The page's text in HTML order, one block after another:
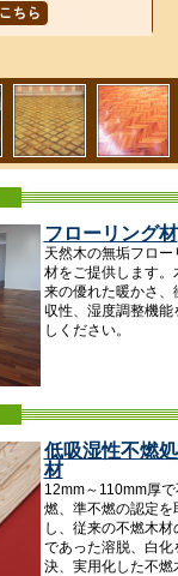
フローリング材
天然木の無垢フロー
材をご提供します。
来の優れた暖かさ、
収性、湿度調整機能
しください。
低吸湿性不燃
材
12mm～110mm厚で
燃、準不燃の認定を
し、従来の不燃木材
であった溶脱、白化
決、実用化した不燃